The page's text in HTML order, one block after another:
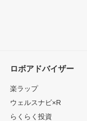
ロボアドバイザー
楽ラップ
ウェルスナビ×R
らくらく投資